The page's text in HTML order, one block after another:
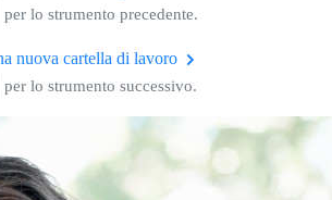
per lo strumento precedente.
nuova cartella di lavoro
per lo strumento successivo.